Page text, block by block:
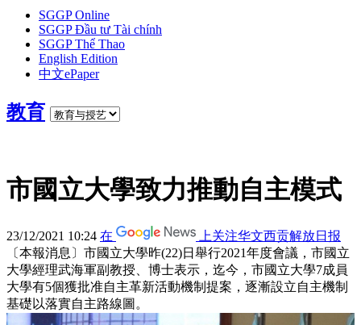
SGGP Online
SGGP Đầu tư Tài chính
SGGP Thể Thao
English Edition
中文ePaper
教育
市國立大學致力推動自主模式
23/12/2021 10:24 在
上关注华文西贡解放日报
〔本報消息〕市國立大學昨(22)日舉行2021年度會議，市國立
大學經理武海軍副教授、博士表示，迄今，市國立大學7成員
大學有5個獲批准自主革新活動機制提案，逐漸設立自主機制
基礎以落實自主路線圖。